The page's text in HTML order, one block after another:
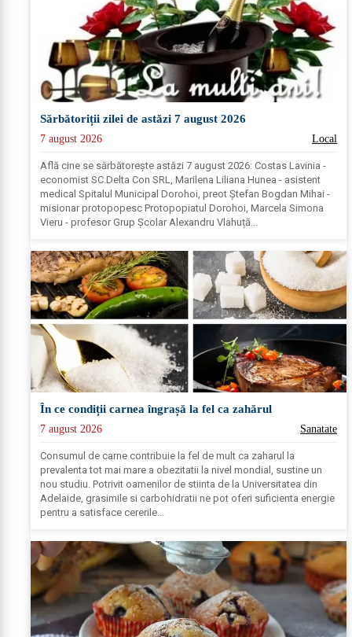
Sărbătoriții zilei de astăzi 7 august 2026
7 august 2026 Local
Află cine se sărbătoreşte astăzi 7 august 2026: Costas Lavinia -
economist SC.Delta Con SRL, Marilena Liliana Hunea - asistent
medical Spitalul Municipal Dorohoi, preot Ștefan Bogdan Mihai -
misionar protopopesc Protopopiatul Dorohoi, Marcela Simona
Vieru - profesor Grup Școlar Alexandru Vlahuță...
În ce condiții carnea îngrașă la fel ca zahărul
7 august 2026 Sanatate
Consumul de carne contribuie la fel de mult ca zaharul la
prevalenta tot mai mare a obezitatii la nivel mondial, sustine un
nou studiu. Potrivit oamenilor de stiinta de la Universitatea din
Adelaide, grasimile si carbohidratii ne pot oferi suficienta energie
pentru a satisface cererile...